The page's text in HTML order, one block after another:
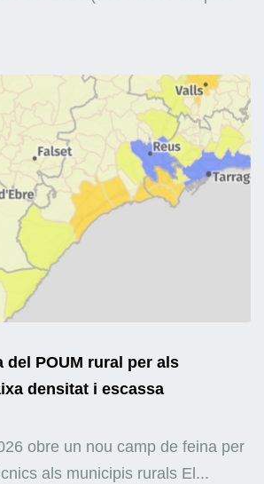
del POUM rural per als
densitat i escassa
obre un nou camp de feina per
als municipis rurals El...